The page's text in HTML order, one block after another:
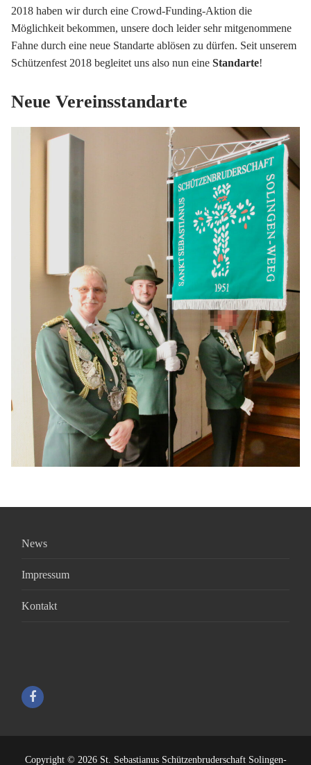
2018 haben wir durch eine Crowd-Funding-Aktion die
Möglichkeit bekommen, unsere doch leider sehr mitgenommene
Fahne durch eine neue Standarte ablösen zu dürfen. Seit unserem
Schützenfest 2018 begleitet uns also nun eine Standarte!
Neue Vereinsstandarte
News
Impressum
Kontakt
Copyright © 2026 St. Sebastianus Schützenbruderschaft Solingen-